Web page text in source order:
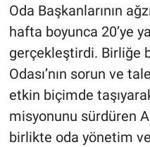
Oda Başkanlarının
hafta boyunca 20’ye
gerçekleştirdi. Birliğe
Odası’nın sorun ve
etkin biçimde
misyonunu sürdüren
birlikte oda yönetim